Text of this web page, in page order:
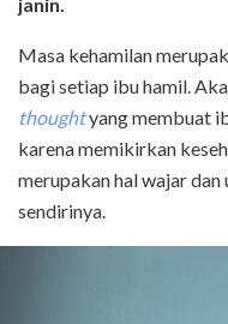
Masa kehamilan
bagi setiap ibu hamil.
thoughtyang membuat
karena memikirkan
merupakan hal wajar
sendirinya.